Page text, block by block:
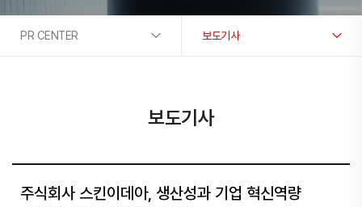
PR CENTER 보도기사
보도기사
주식회사 스킨이데아, 생산성과 기업 혁신역량